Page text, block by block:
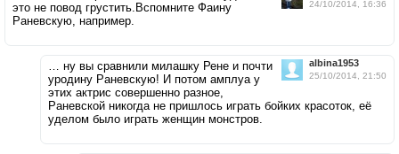
24/10/2014, 16:36
это не повод грустить.Вспомните Фаину
Раневскую, например.
albina1953
25/10/2014, 21:50
… ну вы сравнили милашку Рене и почти
уродину Раневскую! И потом амплуа у
этих актрис совершенно разное,
Раневской никогда не пришлось играть бойких красоток, её
уделом было играть женщин монстров.